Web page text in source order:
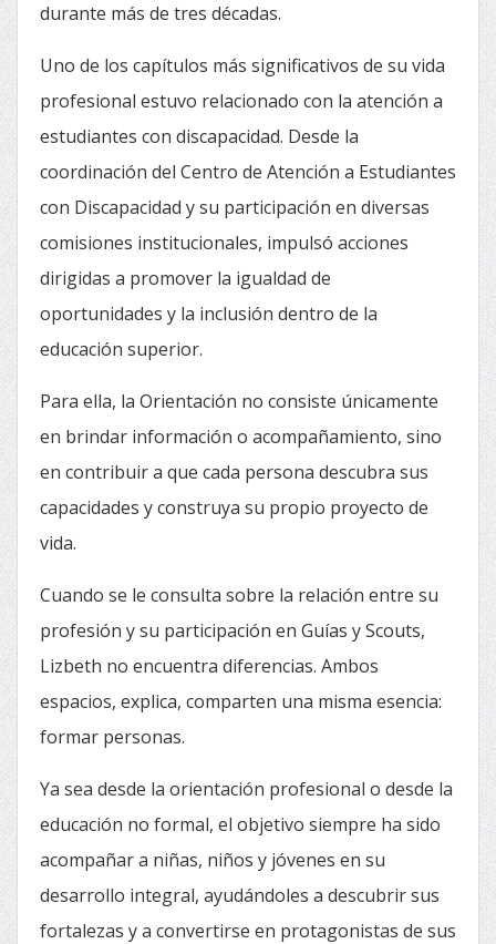
durante más de tres décadas.
Uno de los capítulos más significativos de su vida
profesional estuvo relacionado con la atención a
estudiantes con discapacidad. Desde la
coordinación del Centro de Atención a Estudiantes
con Discapacidad y su participación en diversas
comisiones institucionales, impulsó acciones
dirigidas a promover la igualdad de
oportunidades y la inclusión dentro de la
educación superior.
Para ella, la Orientación no consiste únicamente
en brindar información o acompañamiento, sino
en contribuir a que cada persona descubra sus
capacidades y construya su propio proyecto de
vida.
Cuando se le consulta sobre la relación entre su
profesión y su participación en Guías y Scouts,
Lizbeth no encuentra diferencias. Ambos
espacios, explica, comparten una misma esencia:
formar personas.
Ya sea desde la orientación profesional o desde la
educación no formal, el objetivo siempre ha sido
acompañar a niñas, niños y jóvenes en su
desarrollo integral, ayudándoles a descubrir sus
fortalezas y a convertirse en protagonistas de sus